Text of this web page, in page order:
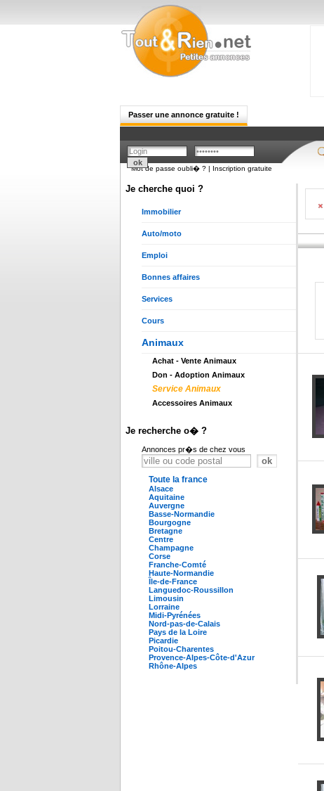
Passer une annonce gratuite !
Mot de passe oubli� ? | Inscription gratuite
Je cherche quoi ?
Immobilier
Auto/moto
Emploi
Bonnes affaires
Services
Cours
Animaux
Achat - Vente Animaux
Don - Adoption Animaux
Service Animaux
Accessoires Animaux
Je recherche o� ?
Annonces pr�s de chez vous
Toute la france
Alsace
Aquitaine
Auvergne
Basse-Normandie
Bourgogne
Bretagne
Centre
Champagne
Corse
Franche-Comté
Haute-Normandie
Île-de-France
Languedoc-Roussillon
Limousin
Lorraine
Midi-Pyrénées
Nord-pas-de-Calais
Pays de la Loire
Picardie
Poitou-Charentes
Provence-Alpes-Côte-d'Azur
Rhône-Alpes